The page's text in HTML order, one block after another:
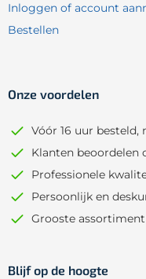
Inloggen of account
Bestellen
Onze voordelen
Vóór 16 uur besteld,
Klanten beoordelen
Professionele
Persoonlijk en
Grooste assortiment
Blijf op de hoogte